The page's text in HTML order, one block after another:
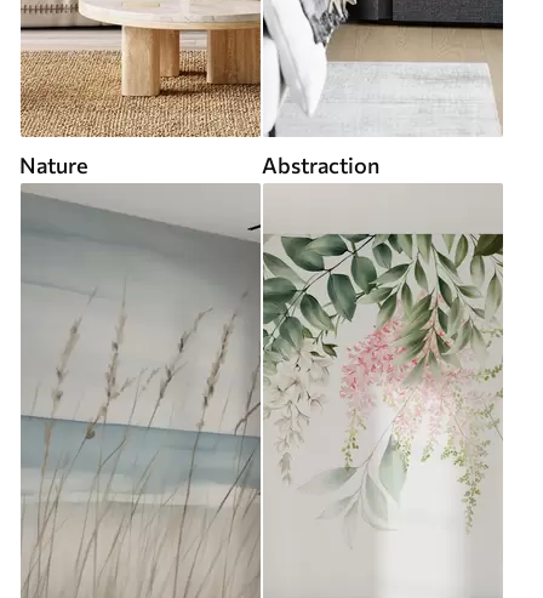
Nature Abstraction